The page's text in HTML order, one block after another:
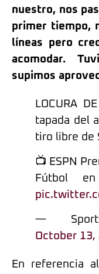
nuestro, nos
primer tiempo,
líneas pero
acomodar.
supimos
LOCURA
tapada del
tiro libre de
📺 ESPN
Fútbol
—
October 13,
En referencia